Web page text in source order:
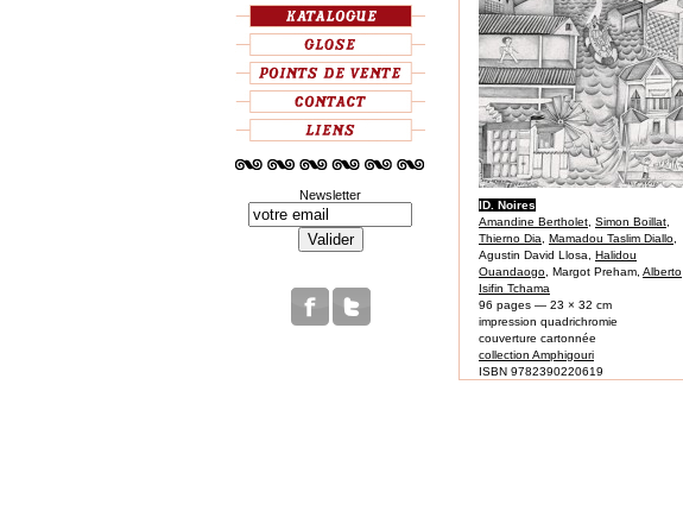
Newsletter
ID. Noires
Amandine Bertholet Simon Boillat
Thierno Dia
Mamadou Taslim Diallo
Agustin David Llosa, Halidou
Ouandaogo , Margot Preham, Alberto
Isifin Tchama
96 pages — 23 × 32 cm
impression quadrichromie
couverture cartonnée
collection Amphigouri
ISBN 9782390220619